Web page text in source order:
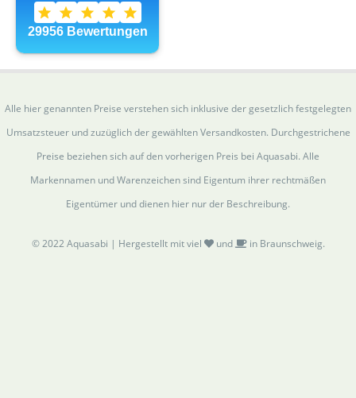
Alle hier genannten Preise verstehen sich inklusive der gesetzlich festgelegten
Umsatzsteuer und zuzüglich der gewählten Versandkosten. Durchgestrichene
Preise beziehen sich auf den vorherigen Preis bei Aquasabi. Alle
Markennamen und Warenzeichen sind Eigentum ihrer rechtmäßen
Eigentümer und dienen hier nur der Beschreibung.
© 2022 Aquasabi | Hergestellt mit viel und in Braunschweig.